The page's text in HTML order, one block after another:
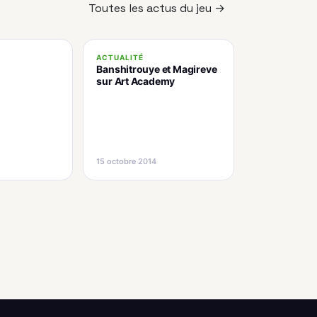
Toutes les actus du jeu →
ACTUALITÉ
Banshitrouye et Magireve
sur Art Academy
15 octobre 2014